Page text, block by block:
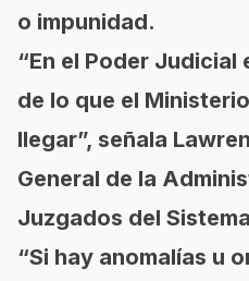
o impunidad.
“En el Poder
de lo que el
llegar”, señala
General de la
Juzgados del
“Si hay anomalías u